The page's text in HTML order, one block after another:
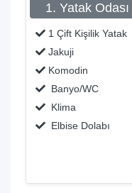
1. Yatak Odası
1 Çift Kişilik Yatak
Jakuji
Komodin
Banyo/WC
Klima
Elbise Dolabı